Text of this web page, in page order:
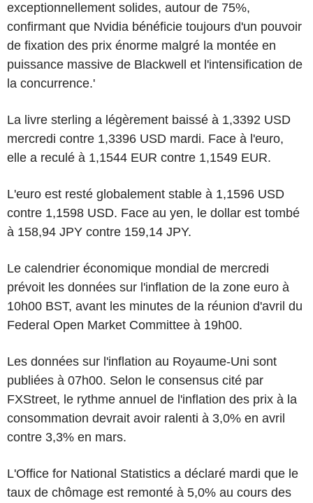
exceptionnellement solides, autour de 75%,
confirmant que Nvidia bénéficie toujours d'un pouvoir
de fixation des prix énorme malgré la montée en
puissance massive de Blackwell et l'intensification de
la concurrence.'
La livre sterling a légèrement baissé à 1,3392 USD
mercredi contre 1,3396 USD mardi. Face à l'euro,
elle a reculé à 1,1544 EUR contre 1,1549 EUR.
L'euro est resté globalement stable à 1,1596 USD
contre 1,1598 USD. Face au yen, le dollar est tombé
à 158,94 JPY contre 159,14 JPY.
Le calendrier économique mondial de mercredi
prévoit les données sur l'inflation de la zone euro à
10h00 BST, avant les minutes de la réunion d'avril du
Federal Open Market Committee à 19h00.
Les données sur l'inflation au Royaume-Uni sont
publiées à 07h00. Selon le consensus cité par
FXStreet, le rythme annuel de l'inflation des prix à la
consommation devrait avoir ralenti à 3,0% en avril
contre 3,3% en mars.
L'Office for National Statistics a déclaré mardi que le
taux de chômage est remonté à 5,0% au cours des